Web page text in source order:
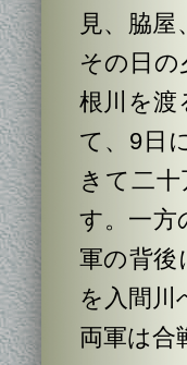
見、脇
その日
根川を渡
て、9日
きて二
す。一方
軍の背後
を入間川
両軍は合